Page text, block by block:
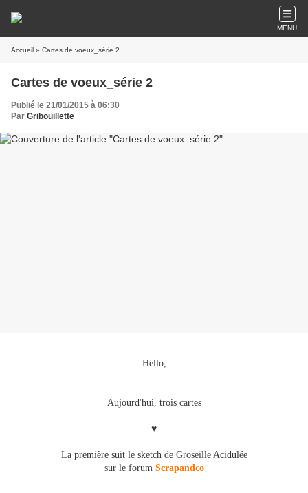
MENU
Accueil » Cartes de voeux_série 2
Cartes de voeux_série 2
Publié le 21/01/2015 à 06:30
Par Gribouillette
Hello,
Aujourd'hui, trois cartes
♥
La première suit le sketch de Groseille Acidulée
sur le forum Scrapandco